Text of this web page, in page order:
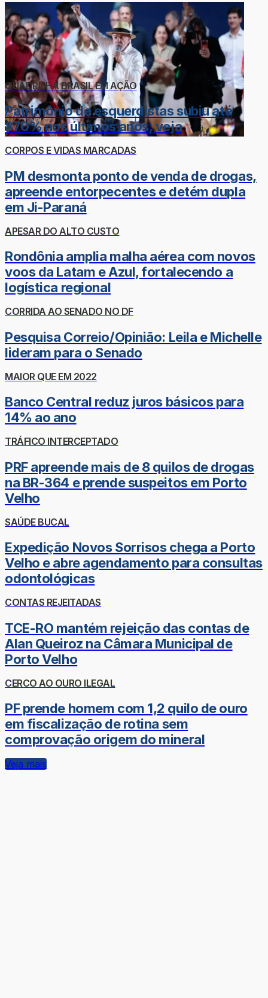
QUADRILHA BRASIL EM AÇÃO
Patrimônio de esquerdistas subiu até
870% nos últimos anos; veja
CORPOS E VIDAS MARCADAS
PM desmonta ponto de venda de drogas,
apreende entorpecentes e detém dupla
em Ji-Paraná
APESAR DO ALTO CUSTO
Rondônia amplia malha aérea com novos
voos da Latam e Azul, fortalecendo a
logística regional
CORRIDA AO SENADO NO DF
Pesquisa Correio/Opinião: Leila e Michelle
lideram para o Senado
MAIOR QUE EM 2022
Banco Central reduz juros básicos para
14% ao ano
TRÁFICO INTERCEPTADO
PRF apreende mais de 8 quilos de drogas
na BR-364 e prende suspeitos em Porto
Velho
SAÚDE BUCAL
Expedição Novos Sorrisos chega a Porto
Velho e abre agendamento para consultas
odontológicas
CONTAS REJEITADAS
TCE-RO mantém rejeição das contas de
Alan Queiroz na Câmara Municipal de
Porto Velho
CERCO AO OURO ILEGAL
PF prende homem com 1,2 quilo de ouro
em fiscalização de rotina sem
comprovação origem do mineral
Veja mais